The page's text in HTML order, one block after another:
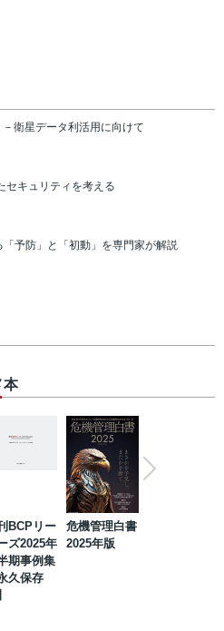
衛星データ利活用に向けて
セキュリティを考える
「予防」と「初動」を専門家が解説
本
BCPリー
ズ2025年
期事例集
久保存
危機管理白書
2025年版